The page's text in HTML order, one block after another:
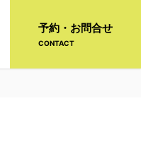
予約・お問合せ
CONTACT